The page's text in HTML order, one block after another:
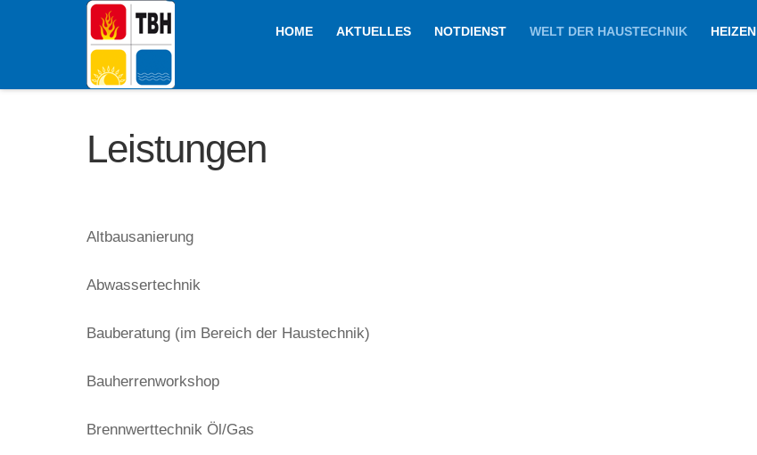
Leistungen
Altbausanierung
Abwassertechnik
Bauberatung (im Bereich der Haustechnik)
Bauherrenworkshop
Brennwerttechnik Öl/Gas
HOME AKTUELLES NOTDIENST WELT DER HAUSTECHNIK HEIZEN